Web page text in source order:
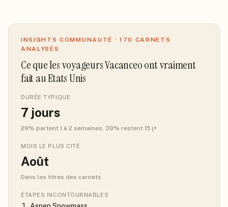
INSIGHTS COMMUNAUTÉ · 170 CARNETS
ANALYSÉS
Ce que les voyageurs Vacanceo ont vraiment
fait au Etats Unis
DURÉE TYPIQUE
7 jours
29% partent 1 à 2 semaines, 39% restent 15 j+
MOIS LE PLUS CITÉ
Août
Dans les titres des carnets
ÉTAPES INCONTOURNABLES